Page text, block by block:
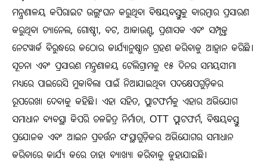
ମନ୍ତ୍ରଣାଳୟ କପିରାଇଟ ଉଲ୍ଲଂଘନ କରୁଥିବା ବିଷୟବସ୍ତୁକୁ ବାରମ୍ବାର ପ୍ରସାରଣ
କରୁଥିବା ଚ୍ୟାନେଲ, ଗୋଷ୍ଠୀ, ବଟ, ଆକାଉଣ୍ଟ, ପ୍ରଶାସକ ଏବଂ ସମ୍ପୃକ୍ତ
ନେଟୱାର୍କ ବିରୁଦ୍ଧରେ କଠୋର କାର୍ଯ୍ୟାନୁଷ୍ଠାନ ଗ୍ରହଣ କରିବାକୁ ଆହ୍ବାନ କରିଛି।
ସୂଚନା ଏବଂ ପ୍ରସାରଣ ମନ୍ତ୍ରଣାଳୟ ଟେଲିଗ୍ରାମକୁ ୧୫ ଦିନର ସମୟସୀମା
ମଧ୍ୟରେ ପାଇରେସି ମୁକାବିଲା ପାଇଁ ନିଆଯାଇଥିବା ପଦକ୍ଷେପଗୁଡ଼ିକର
ରୂପରେଖା ଦେବାକୁ କହିଛି। ଏହା ସହିତ, ପ୍ଲାଟଫର୍ମକୁ ଏହାର ଅଭିଯୋଗ
ସମାଧାନ ବ୍ୟବସ୍ଥା କିପରି ଚଳଚ୍ଚିତ୍ର ନିର୍ମାତା, OTT ପ୍ଲାଟଫର୍ମ, ବିଷୟବସ୍ତୁ
ପ୍ରଯୋଜକ ଏବଂ ଆଇନ ପ୍ରବର୍ତ୍ତନ ସଂସ୍ଥାଗୁଡ଼ିକର ଅଭିଯୋଗର ସମାଧାନ
କରିବାରେ କାର୍ଯ୍ୟ କରେ ତାହା ବ୍ୟାଖ୍ୟା କରିବାକୁ କୁହାଯାଇଛି।